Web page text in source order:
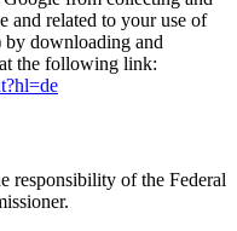
and related to your use of
by downloading and
the following link:
responsibility of the Federal